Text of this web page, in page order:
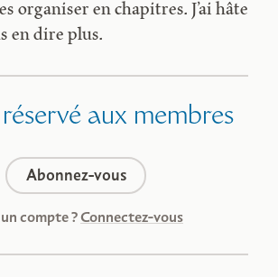
organiser en chapitres. J’ai hâte
en dire plus.
aux membres
Abonnez-vous
compte ?Connectez-vous